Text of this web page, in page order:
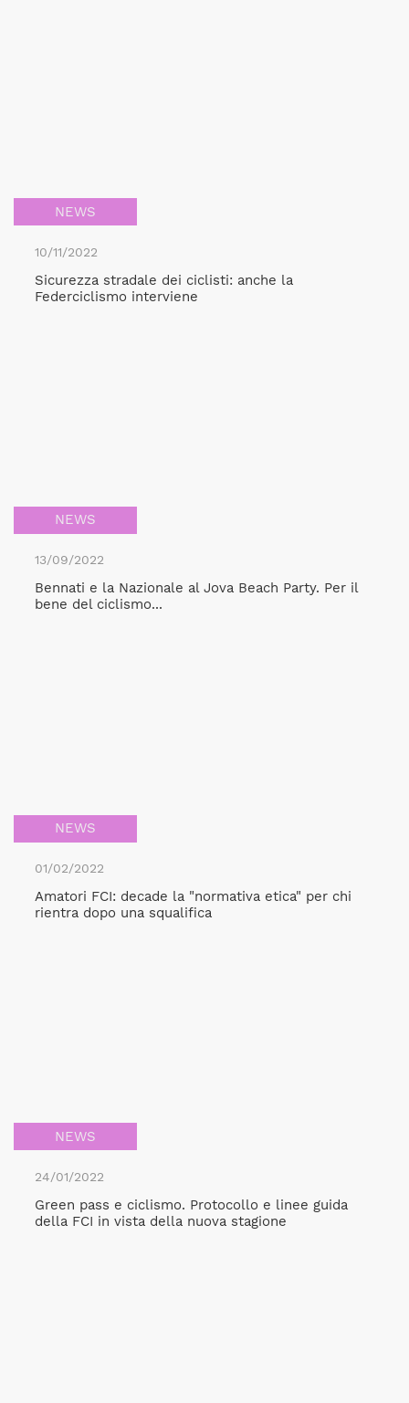
NEWS
10/11/2022
Sicurezza stradale dei ciclisti: anche la
Federciclismo interviene
NEWS
13/09/2022
Bennati e la Nazionale al Jova Beach Party. Per il
bene del ciclismo...
NEWS
01/02/2022
Amatori FCI: decade la "normativa etica" per chi
rientra dopo una squalifica
NEWS
24/01/2022
Green pass e ciclismo. Protocollo e linee guida
della FCI in vista della nuova stagione